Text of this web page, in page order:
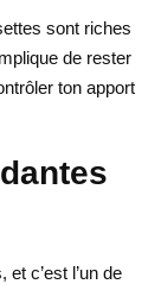
sont riches
de rester
ton apport
c’est l’un de